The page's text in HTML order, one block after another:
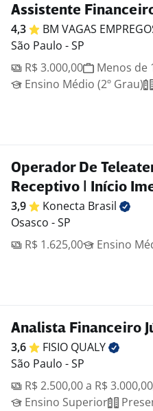
Assistente
4,3 BM VAGAS
São Paulo - SP
R$ 3.000,00
Menos de
Ensino Médio (2º Grau)
Operador De
Receptivo | Início
3,9 Konecta Brasil
Osasco - SP
R$ 1.625,00
Ensino
Analista Financeiro
3,6 FISIO QUALY
São Paulo - SP
R$ 2.500,00 a R$ 3.000,00
Ensino Superior